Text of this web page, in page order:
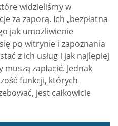
widzieliśmy w
za zaporą. Ich „bezpłatna
jak umożliwienie
po witrynie i zapoznania
z ich usług i jak najlepiej
zapłacić. Jednak
funkcji, których
jest całkowicie